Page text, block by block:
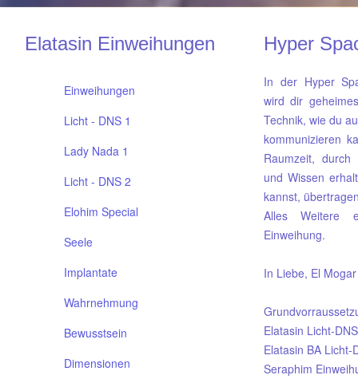
Elatasin Einweihungen
Einweihungen
Licht - DNS 1
Lady Nada 1
Licht - DNS 2
Elohim Special
Seele
Implantate
Wahrnehmung
Bewusstsein
Dimensionen
In der Hyper
wird dir
Technik, wie du
kommunizieren
Raumzeit,
und Wissen
kannst,
Alles Weitere
Einweihung.
In Liebe, El
Elatasin Licht-
Elatasin BA Licht-
Seraphim
Hyper